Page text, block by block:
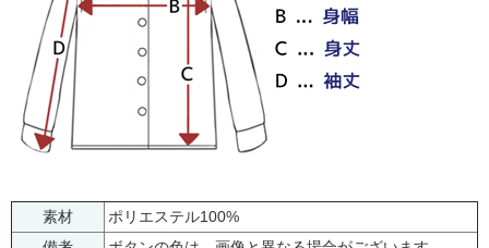
素材
ポリエステル100%